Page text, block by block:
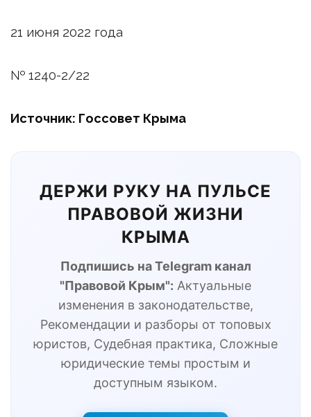
21 июня 2022 года
№ 1240-2/22
Источник: Госсовет Крыма
ДЕРЖИ РУКУ НА ПУЛЬСЕ
ПРАВОВОЙ ЖИЗНИ
КРЫМА
Подпишись на Telegram канал
"Правовой Крым": Актуальные
изменения в законодательстве,
Рекомендации и разборы от топовых
юристов, Судебная практика, Сложные
юридические темы простым и
доступным языком.